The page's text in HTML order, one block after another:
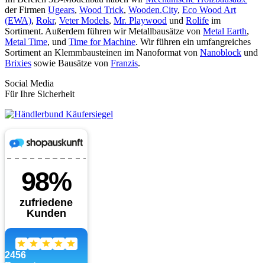
der Firmen Ugears, Wood Trick, Wooden.City, Eco Wood Art
(EWA), Rokr, Veter Models, Mr. Playwood und Rolife im
Sortiment. Außerdem führen wir Metallbausätze von Metal Earth,
Metal Time, und Time for Machine. Wir führen ein umfangreiches
Sortiment an Klemmbausteinen im Nanoformat von Nanoblock und
Brixies sowie Bausätze von Franzis.
Social Media
Für Ihre Sicherheit